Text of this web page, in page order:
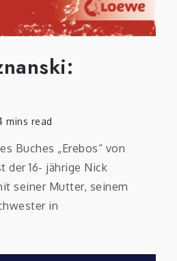
mins read
Buches „Erebos“ von
der 16- jährige Nick
seiner Mutter, seinem
in